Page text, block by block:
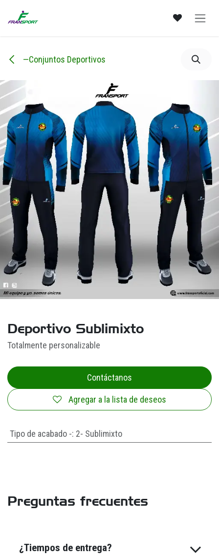
—Conjuntos Deportivos
Deportivo Sublimixto
Totalmente personalizable
Contáctanos
Agregar a la lista de deseos
Tipo de acabado -: 2- Sublimixto
Preguntas frecuentes
¿Tiempos de entrega?